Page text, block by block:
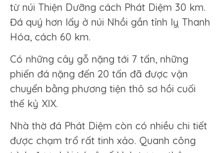
từ núi Thiện Dưỡng cách Phát Diệm 30 km.
Đá quý hơn lấy ở núi Nhồi gần tỉnh lỵ Thanh
Hóa, cách 60 km.
Có những cây gỗ nặng tới 7 tấn, những
phiến đá nặng đến 20 tấn đã được vận
chuyển bằng phương tiện thô sơ hồi cuối
thế kỷ XIX.
Nhà thờ đá Phát Diệm còn có nhiều chi tiết
được chạm trổ rất tinh xảo. Quanh công